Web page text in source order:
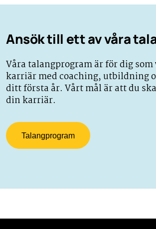
Ansök till ett av våra
Våra talangprogram är för dig
karriär med coaching, utbildning
ditt första år. Vårt mål är att du
din karriär.
Talangprogram